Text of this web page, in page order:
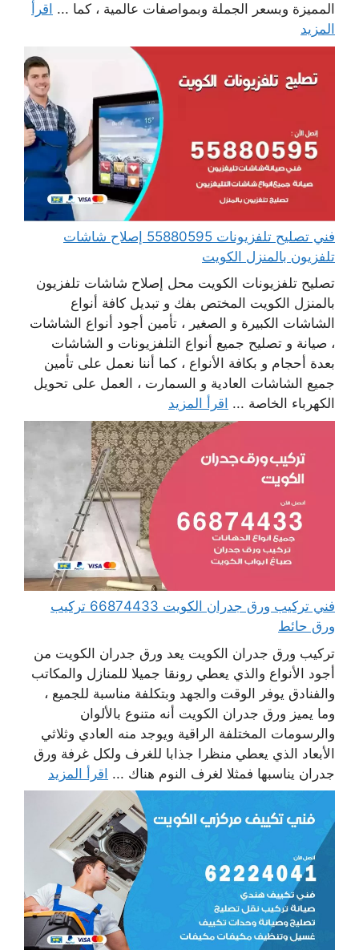
المميزة وبسعر الجملة وبمواصفات عالمية ، كما ... اقرأ
المزيد
فني تصليح تلفزيونات 55880595 إصلاح شاشات
تلفزيون بالمنزل الكويت
تصليح تلفزيونات الكويت محل إصلاح شاشات تلفزيون
بالمنزل الكويت المختص بفك و تبديل كافة أنواع
الشاشات الكبيرة و الصغير ، تأمين أجود أنواع الشاشات
، صيانة و تصليح جميع أنواع التلفزيونات و الشاشات
بعدة أحجام و بكافة الأنواع ، كما أننا نعمل على تأمين
جميع الشاشات العادية و السمارت ، العمل على تحويل
الكهرباء الخاصة ... اقرأ المزيد
فني تركيب ورق جدران الكويت 66874433 تركيب
ورق حائط
تركيب ورق جدران الكويت يعد ورق جدران الكويت من
أجود الأنواع والذي يعطي رونقا جميلا للمنازل والمكاتب
والفنادق يوفر الوقت والجهد وبتكلفة مناسبة للجميع ،
وما يميز ورق جدران الكويت أنه متنوع بالألوان
والرسومات المختلفة الراقية ويوجد منه العادي وثلاثي
الأبعاد الذي يعطي منظرا جذابا للغرف ولكل غرفة ورق
جدران يناسبها فمثلا لغرف النوم هناك ... اقرأ المزيد